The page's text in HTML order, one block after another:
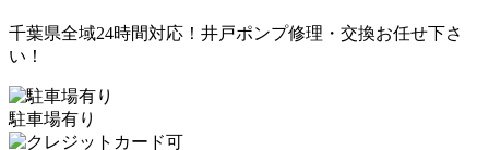
千葉県全域24時間対応！井戸ポンプ修理・交換お任せ下さ
い！
駐車場有り